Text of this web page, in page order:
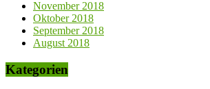
November 2018
Oktober 2018
September 2018
August 2018
Kategorien